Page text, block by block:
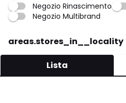
Negozio Rinascimento
Negozio Multibrand
areas.stores_in__locality
Lista